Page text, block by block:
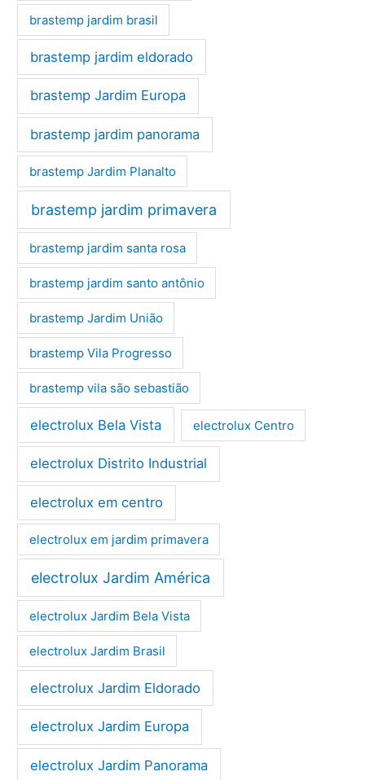
brastemp jardim brasil
brastemp jardim eldorado
brastemp Jardim Europa
brastemp jardim panorama
brastemp Jardim Planalto
brastemp jardim primavera
brastemp jardim santa rosa
brastemp jardim santo antônio
brastemp Jardim União
brastemp Vila Progresso
brastemp vila são sebastião
electrolux Bela Vista electrolux Centro
electrolux Distrito Industrial
electrolux em centro
electrolux em jardim primavera
electrolux Jardim América
electrolux Jardim Bela Vista
electrolux Jardim Brasil
electrolux Jardim Eldorado
electrolux Jardim Europa
electrolux Jardim Panorama